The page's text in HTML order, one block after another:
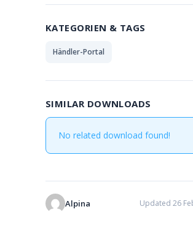
KATEGORIEN & TAGS
Händler-Portal
SIMILAR DOWNLOADS
No related download found!
Alpina Updated 26